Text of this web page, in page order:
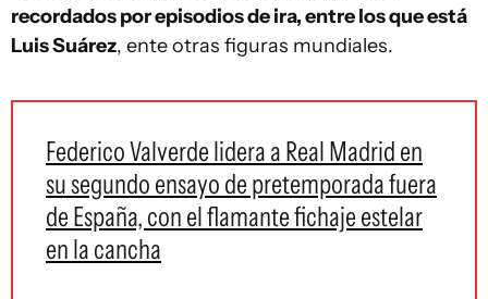
recordados por episodios de ira, entre los que está
Luis Suárez, ente otras figuras mundiales.
Federico Valverde lidera a Real Madrid en
su segundo ensayo de pretemporada fuera
de España, con el flamante fichaje estelar
en la cancha